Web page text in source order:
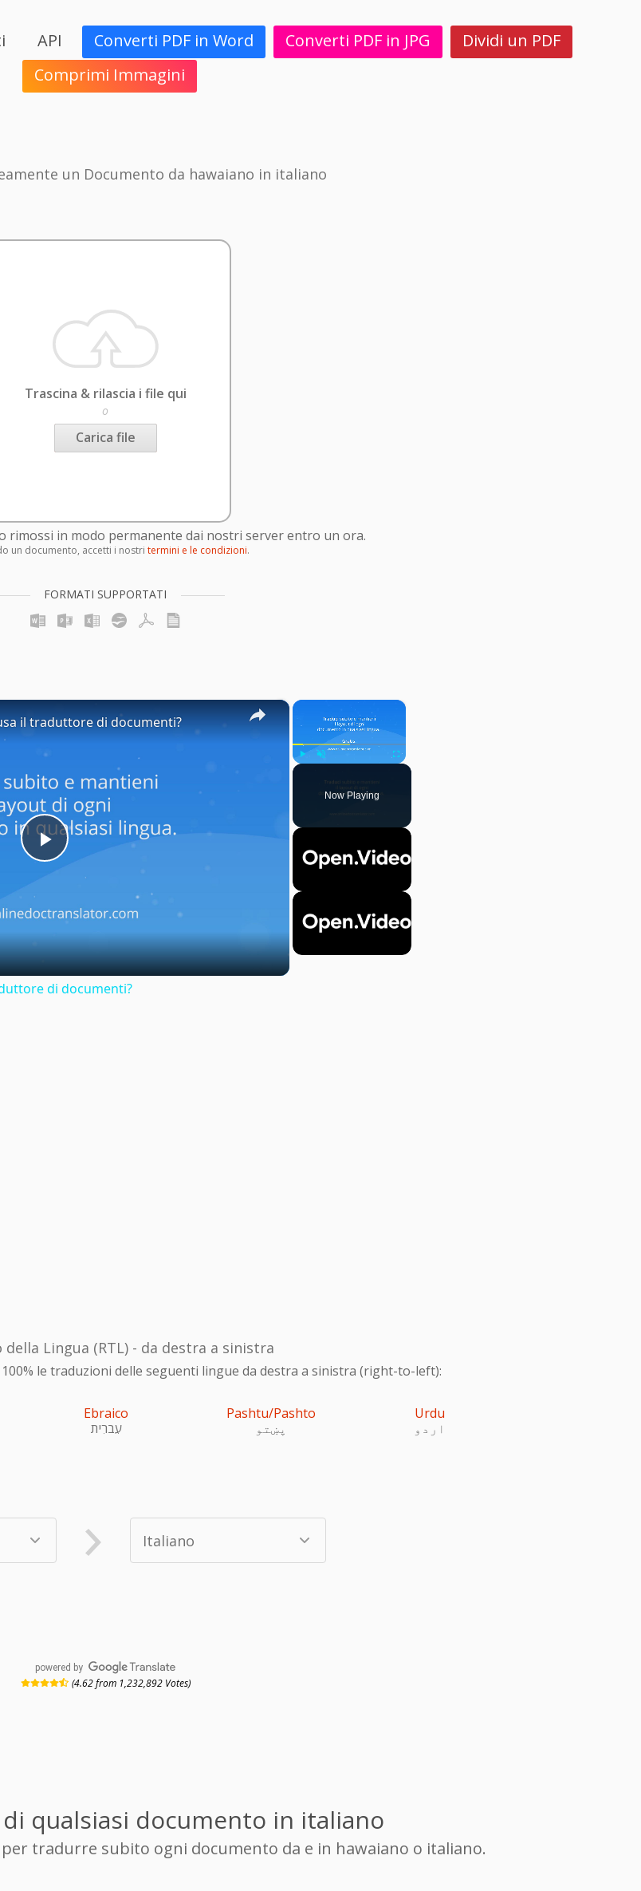
API Converti PDF in Word Converti PDF in JPG
Dividi un PDF
Comprimi Immagini
un Documento da hawaiano in italiano
Trascina & rilascia i file qui
o
Carica file
rimossi in modo permanente dai nostri server entro un ora.
un documento, accetti i nostri termini e le condizioni.
FORMATI SUPPORTATI
×
Fullscreen
Now Playing
×
Play
Video
il traduttore di documenti?
di documenti?
Lingua (RTL) - da destra a sinistra
le traduzioni delle seguenti lingue da destra a sinistra (right-to-left):
Ebraico
עִברִית
Pashtu/Pashto
پښتو
Urdu
اردو
powered by
(4.62 from 1,232,892 Votes)
qualsiasi documento in italiano
tradurre subito ogni documento da e in hawaiano o italiano.